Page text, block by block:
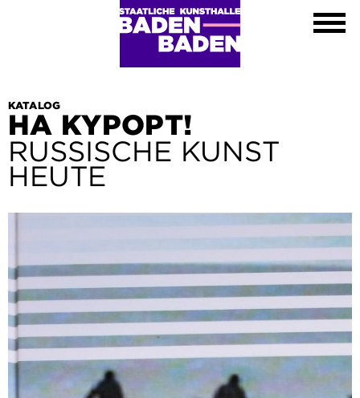
Ausstellungen
Kunsthalle
Kontakt
Shop
DE
EN
Leichte Sprache
KATALOG
HA KYPOPT!
RUSSISCHE KUNST
HEUTE